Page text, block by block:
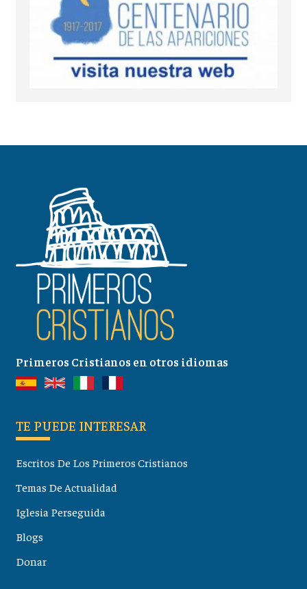
Primeros Cristianos en otros idiomas
TE PUEDE INTERESAR
Escritos De Los Primeros Cristianos
Temas De Actualidad
Iglesia Perseguida
Blogs
Donar